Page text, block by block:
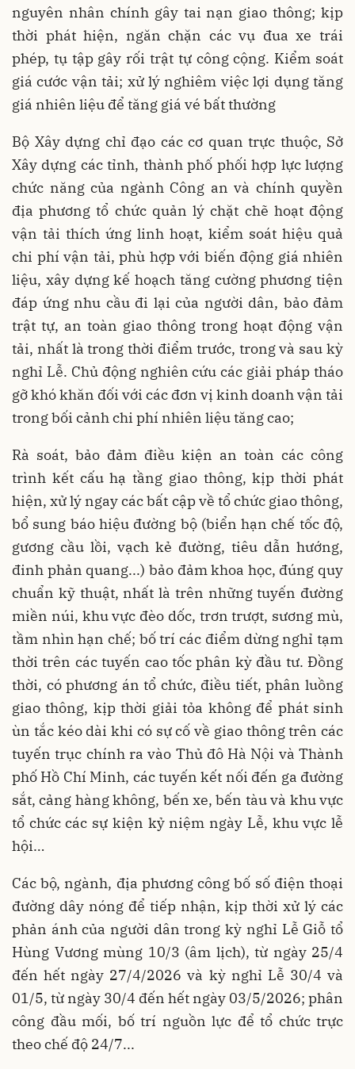
nguyên nhân chính gây tai nạn giao thông; kịp
thời phát hiện, ngăn chặn các vụ đua xe trái
phép, tụ tập gây rối trật tự công cộng. Kiểm soát
giá cước vận tải; xử lý nghiêm việc lợi dụng tăng
giá nhiên liệu để tăng giá vé bất thường
Bộ Xây dựng chỉ đạo các cơ quan trực thuộc, Sở
Xây dựng các tỉnh, thành phố phối hợp lực lượng
chức năng của ngành Công an và chính quyền
địa phương tổ chức quản lý chặt chẽ hoạt động
vận tải thích ứng linh hoạt, kiểm soát hiệu quả
chi phí vận tải, phù hợp với biến động giá nhiên
liệu, xây dựng kế hoạch tăng cường phương tiện
đáp ứng nhu cầu đi lại của người dân, bảo đảm
trật tự, an toàn giao thông trong hoạt động vận
tải, nhất là trong thời điểm trước, trong và sau kỳ
nghỉ Lễ. Chủ động nghiên cứu các giải pháp tháo
gỡ khó khăn đối với các đơn vị kinh doanh vận tải
trong bối cảnh chi phí nhiên liệu tăng cao;
Rà soát, bảo đảm điều kiện an toàn các công
trình kết cấu hạ tầng giao thông, kịp thời phát
hiện, xử lý ngay các bất cập về tổ chức giao thông,
bổ sung báo hiệu đường bộ (biển hạn chế tốc độ,
gương cầu lồi, vạch kẻ đường, tiêu dẫn hướng,
đinh phản quang...) bảo đảm khoa học, đúng quy
chuẩn kỹ thuật, nhất là trên những tuyến đường
miền núi, khu vực đèo dốc, trơn trượt, sương mù,
tầm nhìn hạn chế; bố trí các điểm dừng nghỉ tạm
thời trên các tuyến cao tốc phân kỳ đầu tư. Đồng
thời, có phương án tổ chức, điều tiết, phân luồng
giao thông, kịp thời giải tỏa không để phát sinh
ùn tắc kéo dài khi có sự cố về giao thông trên các
tuyến trục chính ra vào Thủ đô Hà Nội và Thành
phố Hồ Chí Minh, các tuyến kết nối đến ga đường
sắt, cảng hàng không, bến xe, bến tàu và khu vực
tổ chức các sự kiện kỷ niệm ngày Lễ, khu vực lễ
hội…
Các bộ, ngành, địa phương công bố số điện thoại
đường dây nóng để tiếp nhận, kịp thời xử lý các
phản ánh của người dân trong kỳ nghỉ Lễ Giỗ tổ
Hùng Vương mùng 10/3 (âm lịch), từ ngày 25/4
đến hết ngày 27/4/2026 và kỳ nghỉ Lễ 30/4 và
01/5, từ ngày 30/4 đến hết ngày 03/5/2026; phân
công đầu mối, bố trí nguồn lực để tổ chức trực
theo chế độ 24/7...